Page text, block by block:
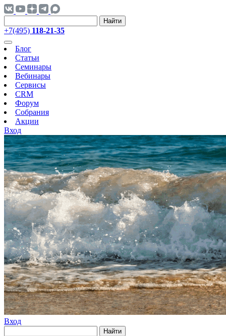
Найти
+7(495) 118-21-35
Блог
Статьи
Семинары
Вебинары
Сервисы
CRM
Форум
Собрания
Акции
Вход
Вход
Найти